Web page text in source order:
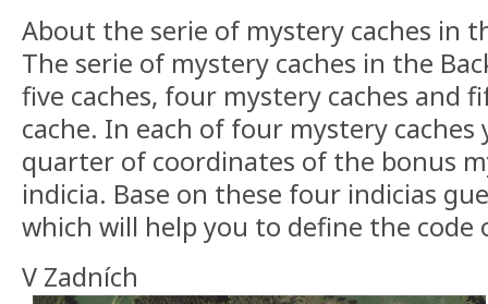
About the serie of mystery caches in
The serie of mystery caches in the
five caches, four mystery caches and
cache. In each of four mystery
quarter of coordinates of the bonus
indicia. Base on these four indicias
which will help you to define the code
V Zadních